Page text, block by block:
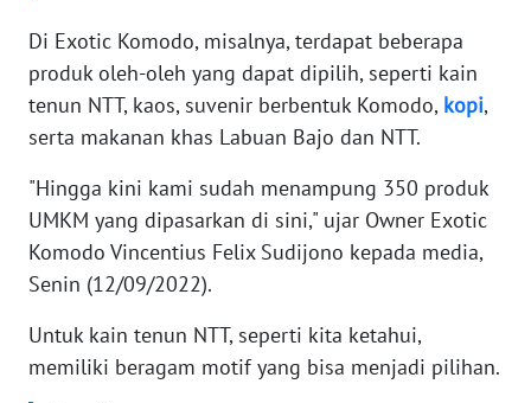
Di Exotic Komodo, misalnya, terdapat beberapa
produk oleh-oleh yang dapat dipilih, seperti kain
tenun NTT, kaos, suvenir berbentuk Komodo, kopi,
serta makanan khas Labuan Bajo dan NTT.
"Hingga kini kami sudah menampung 350 produk
UMKM yang dipasarkan di sini," ujar Owner Exotic
Komodo Vincentius Felix Sudijono kepada media,
Senin (12/09/2022).
Untuk kain tenun NTT, seperti kita ketahui,
memiliki beragam motif yang bisa menjadi pilihan.
Wahana
News
Regional
WN
SUMUT
WN
JAKARTA
WN